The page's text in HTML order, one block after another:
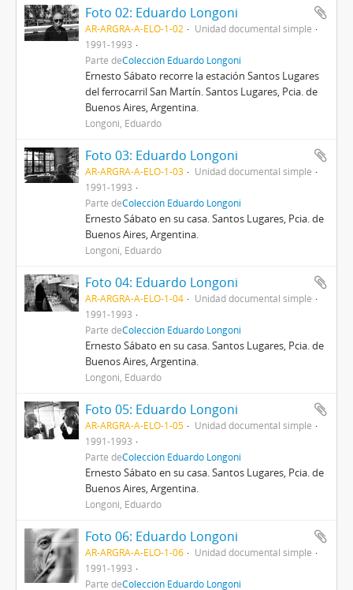
Foto 02: Eduardo Longoni
AR-ARGRA-A-ELO-1-02
Unidad documental simple
1991-1993
Parte deColección Eduardo Longoni
Ernesto Sábato recorre la estación Santos Lugares
del ferrocarril San Martín. Santos Lugares, Pcia. de
Buenos Aires, Argentina.
Longoni, Eduardo
Foto 03: Eduardo Longoni
AR-ARGRA-A-ELO-1-03
Unidad documental simple
1991-1993
Parte deColección Eduardo Longoni
Ernesto Sábato en su casa. Santos Lugares, Pcia. de
Buenos Aires, Argentina.
Longoni, Eduardo
Foto 04: Eduardo Longoni
AR-ARGRA-A-ELO-1-04
Unidad documental simple
1991-1993
Parte deColección Eduardo Longoni
Ernesto Sábato en su casa. Santos Lugares, Pcia. de
Buenos Aires, Argentina.
Longoni, Eduardo
Foto 05: Eduardo Longoni
AR-ARGRA-A-ELO-1-05
Unidad documental simple
1991-1993
Parte deColección Eduardo Longoni
Ernesto Sábato en su casa. Santos Lugares, Pcia. de
Buenos Aires, Argentina.
Longoni, Eduardo
Foto 06: Eduardo Longoni
AR-ARGRA-A-ELO-1-06
Unidad documental simple
1991-1993
Parte deColección Eduardo Longoni